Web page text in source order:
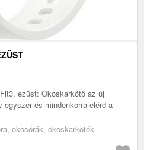
ezüst: Okoskarkötő az új
és mindenkorra elérd a
okosórák, okoskarkötők